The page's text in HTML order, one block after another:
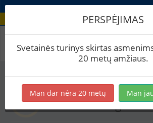
Recepto virimai
2-ble
PERSPĖJIMAS
Svetainės turinys skirtas
20 metų amžiaus.
Man dar nėra 20 metų Man